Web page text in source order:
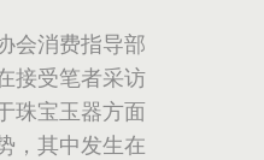
消费指导部
接受笔者采访
珠宝玉器方面
，其中发生在